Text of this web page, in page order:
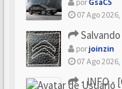
07 Ago
Salvando un
porjoinzin
07 Ago
- INFO -